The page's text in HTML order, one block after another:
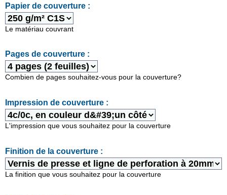
Papier de couverture :
Le matériau couvrant
Pages de couverture :
Combien de pages souhaitez-vous pour la couverture?
Impression de couverture :
L'impression que vous souhaitez pour la couverture
Finition de la couverture :
La finition que vous souhaitez pour la couverture